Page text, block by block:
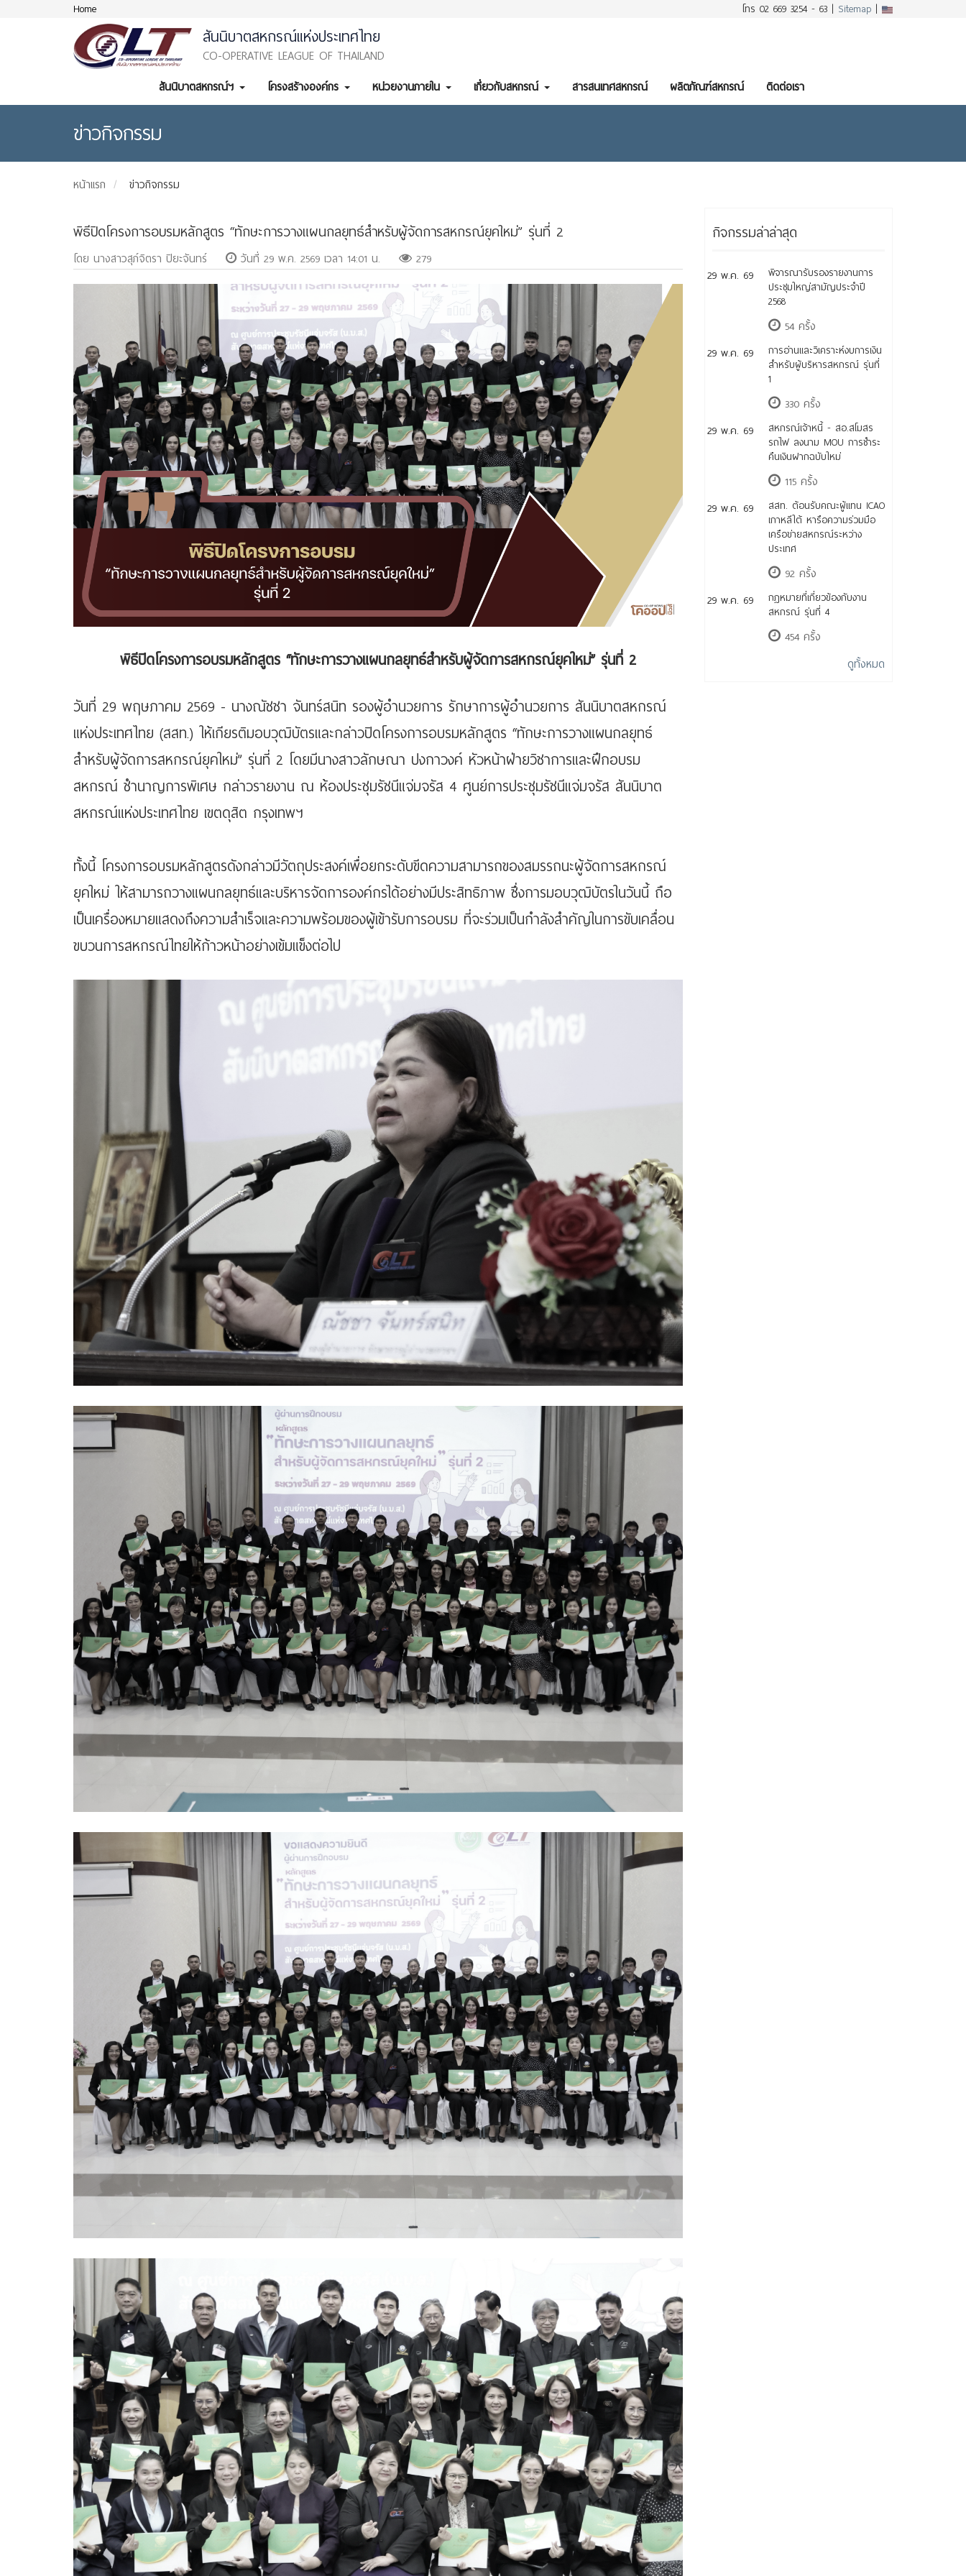
Home โทร 02 669 3254 - 63 | Sitemap |
สันนิบาตสหกรณ์แห่งประเทศไทย
CO-OPERATIVE LEAGUE OF THAILAND
สันนิบาตสหกรณ์ฯ โครงสร้างองค์กร หน่วยงานภายใน เกี่ยวกับสหกรณ์ สารสนเทศสหกรณ์ ผลิตภัณฑ์สหกรณ์ ติดต่อเรา
ข่าวกิจกรรม
หน้าแรก ข่าวกิจกรรม
​พิธีปิดโครงการอบรมหลักสูตร “ทักษะการวางแผนกลยุทธ์สำหรับผู้จัดการสหกรณ์ยุคใหม่” รุ่นที่ 2
โดย นางสาวสุภ์จิตรา ปิยะจันทร์ วันที่ 29 พ.ค. 2569 เวลา 14:01 น. 279
พิธีปิดโครงการอบรมหลักสูตร “ทักษะการวางแผนกลยุทธ์สำหรับผู้จัดการสหกรณ์ยุคใหม่” รุ่นที่ 2
วันที่ 29 พฤษภาคม 2569 - นางณัชชา จันทร์สนิท รองผู้อำนวยการ รักษาการผู้อำนวยการ สันนิบาตสหกรณ์
แห่งประเทศไทย (สสท.) ให้เกียรติมอบวุฒิบัตรและกล่าวปิดโครงการอบรมหลักสูตร “ทักษะการวางแผนกลยุทธ์
สำหรับผู้จัดการสหกรณ์ยุคใหม่” รุ่นที่ 2 โดยมีนางสาวลักษณา ปงกาวงค์ หัวหน้าฝ่ายวิชาการและฝึกอบรม
สหกรณ์ ชำนาญการพิเศษ กล่าวรายงาน ณ ห้องประชุมรัชนีแจ่มจรัส 4 ศูนย์การประชุมรัชนีแจ่มจรัส สันนิบาต
สหกรณ์แห่งประเทศไทย เขตดุสิต กรุงเทพฯ
ทั้งนี้ โครงการอบรมหลักสูตรดังกล่าวมีวัตถุประสงค์เพื่อยกระดับขีดความสามารถของสมรรถนะผู้จัดการสหกรณ์
ยุคใหม่ ให้สามารถวางแผนกลยุทธ์และบริหารจัดการองค์กรได้อย่างมีประสิทธิภาพ ซึ่งการมอบวุฒิบัตรในวันนี้ ถือ
เป็นเครื่องหมายแสดงถึงความสำเร็จและความพร้อมของผู้เข้ารับการอบรม ที่จะร่วมเป็นกำลังสำคัญในการขับเคลื่อน
ขบวนการสหกรณ์ไทยให้ก้าวหน้าอย่างเข้มแข็งต่อไป
กิจกรรมล่าล่าสุด
29 พ.ค. 69
พิจารณารับรองรายงานการ
ประชุมใหญ่สามัญประจำปี
2568
54 ครั้ง
29 พ.ค. 69
การอ่านและวิเคราะห์งบการเงิน
สำหรับผู้บริหารสหกรณ์ รุ่นที่
1
330 ครั้ง
29 พ.ค. 69
สหกรณ์เจ้าหนี้ - สอ.สโมสร
รถไฟ ลงนาม MOU การชำระ
คืนเงินฝากฉบับใหม่
115 ครั้ง
29 พ.ค. 69
สสท. ต้อนรับคณะผู้แทน ICAO
เกาหลีใต้ หารือความร่วมมือ
เครือข่ายสหกรณ์ระหว่าง
ประเทศ
92 ครั้ง
29 พ.ค. 69
กฎหมายที่เกี่ยวข้องกับงาน
สหกรณ์ รุ่นที่ 4
454 ครั้ง
ดูทั้งหมด